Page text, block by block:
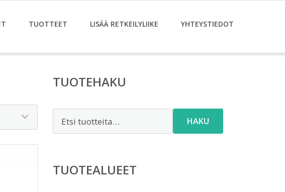
TUOTTEET LISÄÄ RETKEILYLIIKE YHTEYSTIEDOT
TUOTEHAKU
HAKU
TUOTEALUEET